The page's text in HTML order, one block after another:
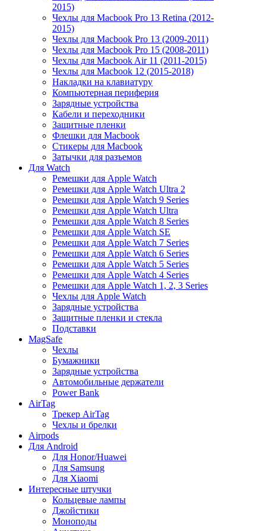
2015)
Чехлы для Macbook Pro 13 Retina (2012-
2015)
Чехлы для Macbook Pro 13 (2009-2011)
Чехлы для Macbook Pro 15 (2008-2011)
Чехлы для Macbook Air 11 (2011-2015)
Чехлы для Macbook 12 (2015-2018)
Накладки на клавиатуру
Компьютерная периферия
Зарядные устройства
Кабели и переходники
Защитные пленки
Флешки для Macbook
Стикеры для Macbook
Затычки для разъемов
Для Watch
Ремешки для Apple Watch
Ремешки для Apple Watch Ultra 2
Ремешки для Apple Watch 9 Series
Ремешки для Apple Watch Ultra
Ремешки для Apple Watch 8 Series
Ремешки для Apple Watch SE
Ремешки для Apple Watch 7 Series
Ремешки для Apple Watch 6 Series
Ремешки для Apple Watch 5 Series
Ремешки для Apple Watch 4 Series
Ремешки для Apple Watch 1, 2, 3 Series
Чехлы для Apple Watch
Зарядные устройства
Защитные пленки и стекла
Подставки
MagSafe
Чехлы
Бумажники
Зарядные устройства
Автомобильные держатели
Power Bank
AirTag
Трекер AirTag
Чехлы и брелки
Airpods
Для Android
Для Honor/Huawei
Для Samsung
Для Xiaomi
Интересные штучки
Кольцевые лампы
Джойстики
Моноподы